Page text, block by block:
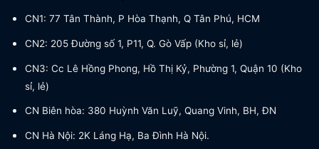
CN1: 77 Tân Thành, P Hòa Thạnh, Q Tân Phú, HCM
CN2: 205 Đường số 1, P11, Q. Gò Vấp (Kho sỉ, lẻ)
CN3: Cc Lê Hồng Phong, Hồ Thị Kỷ, Phường 1, Quận 10 (Kho
sỉ, lẻ)
CN Biên hòa: 380 Huỳnh Văn Luỹ, Quang Vinh, BH, ĐN
CN Hà Nội: 2K Láng Hạ, Ba Đình Hà Nội.